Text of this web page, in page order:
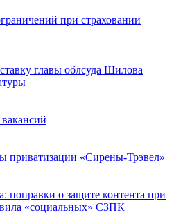
при страховании
главы облсуда Шилова
приватизации «Сирены-Трэвел»
поправки о защите контента при
«социальных» СЗПК